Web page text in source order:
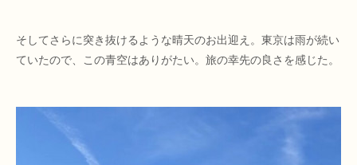
そしてさらに突き抜けるような晴天のお出迎え。東京は雨が続い
ていたので、この青空はありがたい。旅の幸先の良さを感じた。